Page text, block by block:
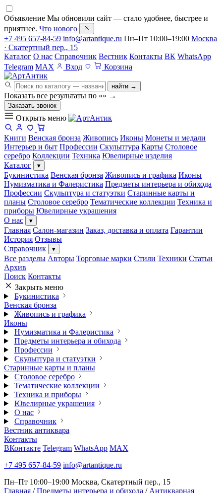
Объявление Мы обновили сайт — стало удобнее, быстрее и
приятнее. Что нового
+7 495 657-84-59 info@artantique.ru Пн–Пт 10:00–19:00 Москва
· Скатертный пер., 15
Каталог О нас Справочник Вестник Контакты ВК WhatsApp
Telegram MAX Вход Корзина
найти →
Показать все результаты по «» →
Заказать звонок
Открыть меню
Книги Венская бронза Живопись Иконы Монеты и медали
Интерьер и быт Профессии Скульптура Карты Столовое
серебро Коллекции Техника Ювелирные изделия
Каталог
▾
Букинистика Венская бронза Живопись и графика Иконы
Нумизматика и Фалеристика Предметы интерьера и обихода
Профессии Скульптура и статуэтки Старинные карты и
планы Столовое серебро Тематические коллекции Техника и
приборы Ювелирные украшения
О нас
▾
Главная Салон-магазин Заказ, доставка и оплата Гарантии
История Отзывы
Справочник
▾
Все разделы Авторы Торговые марки Стили Техники Статьи
Архив
Поиск Контакты
Закрыть меню
Букинистика
Венская бронза
Живопись и графика
Иконы
Нумизматика и Фалеристика
Предметы интерьера и обихода
Профессии
Скульптура и статуэтки
Старинные карты и планы
Столовое серебро
Тематические коллекции
Техника и приборы
Ювелирные украшения
О нас
Справочник
Вестник антиквара
Контакты
ВКонтакте Telegram WhatsApp MAX
+7 495 657-84-59 info@artantique.ru
Пн–Пт 10:00–19:00 Москва, Скатертный пер., 15
Главная / Предметы интерьера и обихода / Антикварная